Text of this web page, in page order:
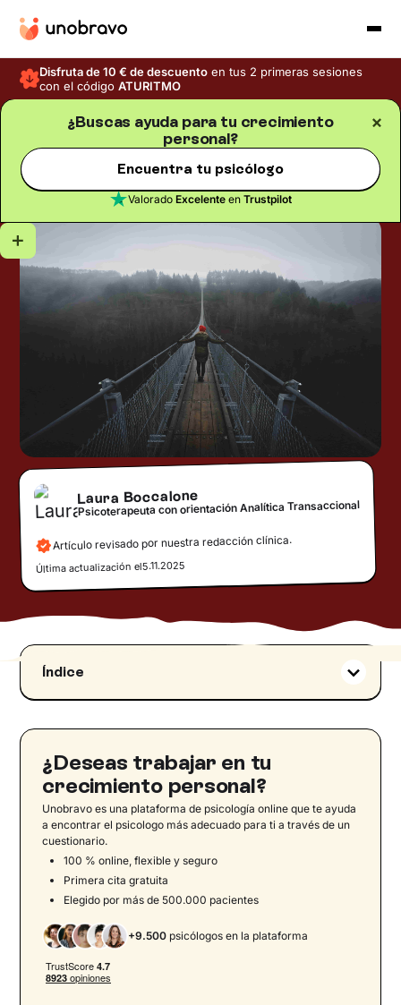
Disfruta de 10 € de descuento en tus 2 primeras sesiones
con el códigoATURITMO
¿Buscas ayuda para tu crecimiento
personal?
Encuentra tu psicólogo
Valorado Excelenteen Trustpilot
Crecimiento personal Tiempo de lectura
Death education: cómo
aceptar la muerte
Laura Boccalone
Psicoterapeuta con orientación Analítica Transaccional
Artículo revisado por nuestra redacción clínica.
Última actualización el5.11.2025
Índice
Death education: antecedentes históricos
‍Educarnos para morir: ladeath education
Modelos teóricos de referencia en la
education
‍Tipos dedeath education
Death educationpara la prevención primaria
Death education
secundaria
Death education para la prevención terciaria
Posibles beneficios específicos para
diferentes destinatarios
‍Educación sobre la muerte en las escuelas
¿Deseas trabajar en tu
crecimiento personal?
Unobravo es una plataforma de psicología online que te ayuda
a encontrar el psicologo más adecuado para ti a través de un
cuestionario.
100 % online, flexible y seguro
Primera cita gratuita
Elegido por más de 500.000 pacientes
+9.500 psicólogos en la plataforma